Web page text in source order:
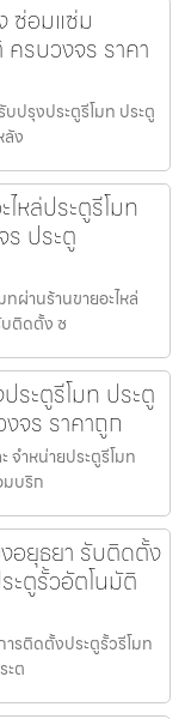
ซ่อมแซ่ม
รบวงจร ราคา
ปรุงประตูรีโมท ประตู
ง
หล่ประตูรีโมท
ร ประตู
ผ่านร้านขายอะไหล่
ติดตั้ง ซ
ระตูรีโมท ประตู
จร ราคาถูก
จำหน่ายประตูรีโมท
มบริก
อยุธยา รับติดตั้ง
ะตูรั้วอัตโนมัติ
รติดตั้งประตูรั้วรีโมท
ะต